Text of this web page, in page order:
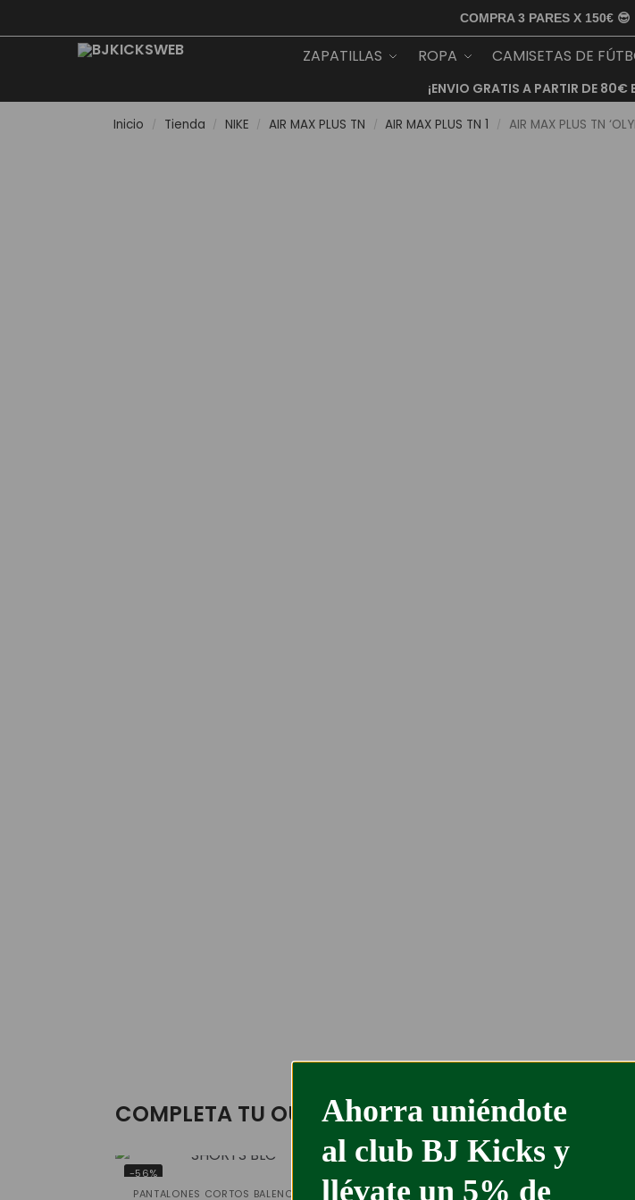
COMPRA 3 PARES X 150€ 😎
ZAPATILLAS ROPA CAMISETAS DE
¡ENVIO GRATIS A PARTIR DE
Inicio / Tienda / NIKE / AIR MAX PLUS TN / AIR MAX PLUS TN 1 / AIR MAX PLUS TN
COMPLETA TU OUTFIT
-56%
PANTALONES CORTOS BALENCIAGA
SAMBA
Ahorra uniéndote
al club BJ Kicks y
llévate un 5% de